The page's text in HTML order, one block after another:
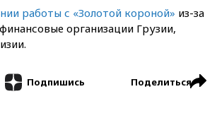
работы с «Золотой короной» из-за
организации Грузии,
Подпишись Поделиться